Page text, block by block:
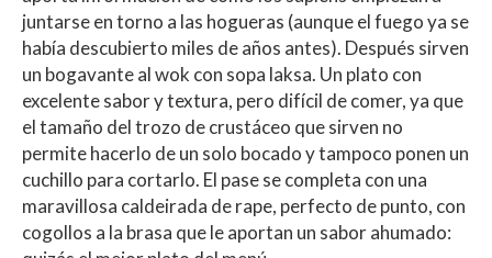
juntarse en torno a las hogueras (aunque el fuego ya se
había descubierto miles de años antes). Después sirven
un bogavante al wok con sopa laksa. Un plato con
excelente sabor y textura, pero difícil de comer, ya que
el tamaño del trozo de crustáceo que sirven no
permite hacerlo de un solo bocado y tampoco ponen un
cuchillo para cortarlo. El pase se completa con una
maravillosa caldeirada de rape, perfecto de punto, con
cogollos a la brasa que le aportan un sabor ahumado: